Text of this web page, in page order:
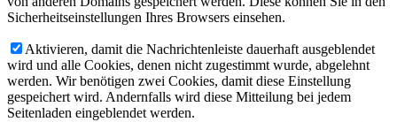
Sicherheitseinstellungen Ihres Browsers einsehen.
Aktivieren, damit die Nachrichtenleiste dauerhaft ausgeblendet
wird und alle Cookies, denen nicht zugestimmt wurde, abgelehnt
werden. Wir benötigen zwei Cookies, damit diese Einstellung
gespeichert wird. Andernfalls wird diese Mitteilung bei jedem
Seitenladen eingeblendet werden.